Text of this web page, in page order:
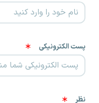
پست الکترونیکی
نظر